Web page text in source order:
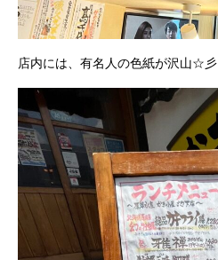
店内には、有名人の色紙が沢山☆彡